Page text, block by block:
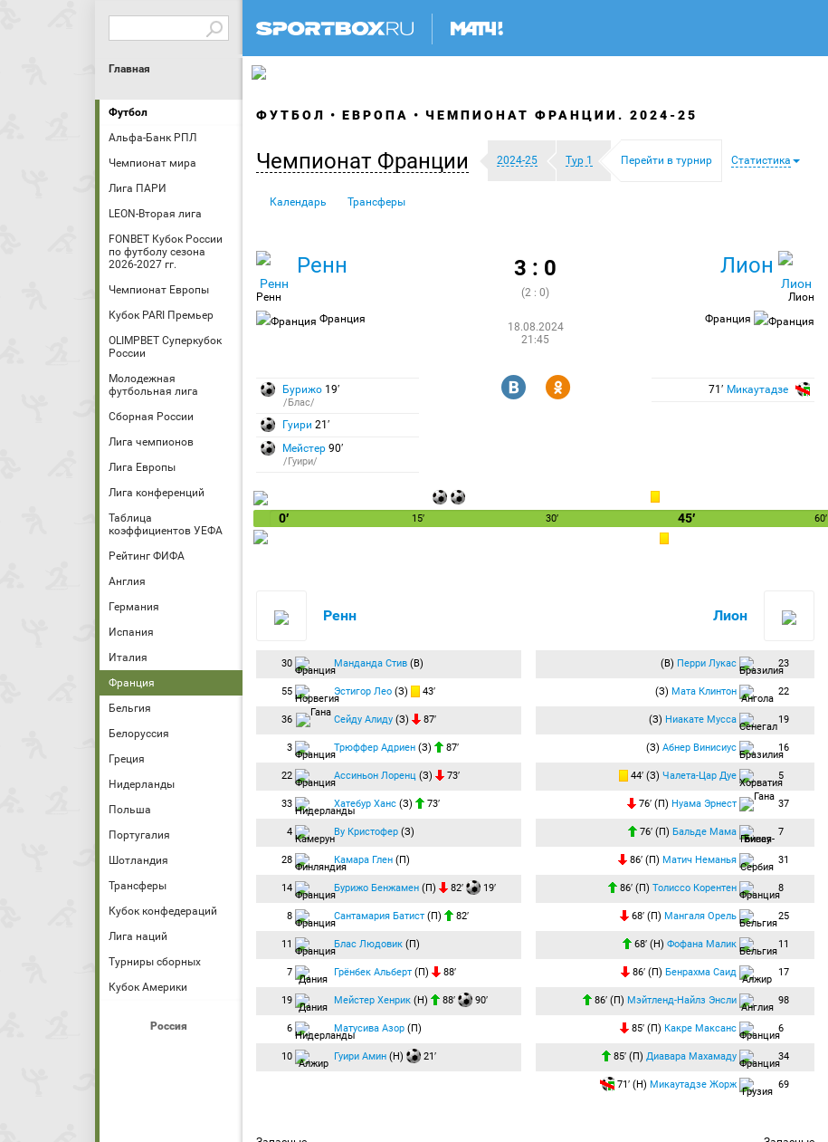
Главная
Футбол
Альфа-Банк РПЛ
Чемпионат мира
Лига ПАРИ
LEON-Вторая лига
FONBET Кубок России
по футболу сезона
2026-2027 гг.
Чемпионат Европы
Кубок PARI Премьер
OLIMPBET Суперкубок
России
Молодежная
футбольная лига
Сборная России
Лига чемпионов
Лига Европы
Лига конференций
Таблица
коэффициентов УЕФА
Рейтинг ФИФА
Англия
Германия
Испания
Италия
Франция
Бельгия
Белоруссия
Греция
Нидерланды
Польша
Португалия
Шотландия
Трансферы
Кубок конфедераций
Лига наций
Турниры сборных
Кубок Америки
Россия
ФУТБОЛ ЕВРОПА ЧЕМПИОНАТ ФРАНЦИИ. 2024-25
Чемпионат Франции 2024-25 Тур 1 Перейти в турнир Статистика
Календарь Трансферы
Ренн
Ренн
Франция
3 : 0
(2 : 0)
18.08.2024
21:45
Лион
Лион
Франция
Бурижо 19′
/Блас/
Гуири 21′
Мейстер 90′
/Гуири/
R Y 71′ Микаутадзе
0′ 15′ 30′ 45′ 60′
Ренн
30 Манданда Стив (В)
55 Эстигор Лео (З) 43′
36 Сейду Алиду (З) 87′
3 Трюффер Адриен (З) 87′
22 Ассиньон Лоренц (З) 73′
33 Хатебур Ханс (З) 73′
4 Ву Кристофер (З)
28 Камара Глен (П)
14 Бурижо Бенжамен (П) 82′ 19′
8 Сантамария Батист (П) 82′
11 Блас Людовик (П)
7 Грёнбек Альберт (П) 88′
19 Мейстер Хенрик (Н) 88′ 90′
6 Матусива Азор (П)
10 Гуири Амин (Н) 21′
Лион
(В) Перри Лукас 23
(З) Мата Клинтон 22
(З) Ниакате Мусса 19
(З) Абнер Винисиус 16
44′ (З) Чалета-Цар Дуе 5
76′ (П) Нуама Эрнест 37
76′ (П) Бальде Мама 7
86′ (П) Матич Неманья 31
86′ (П) Толиссо Корентен 8
68′ (П) Мангаля Орель 25
68′ (Н) Фофана Малик 11
86′ (П) Бенрахма Саид 17
86′ (П) Мэйтленд-Найлз Энсли 98
85′ (П) Какре Максанс 6
85′ (П) Диавара Махамаду 34
71′ (Н) Микаутадзе Жорж 69